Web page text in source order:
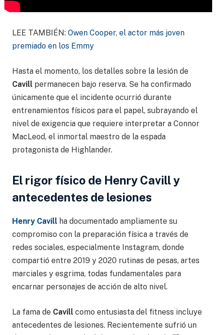
LEE TAMBIÉN: Owen Cooper, el actor más joven
premiado en los Emmy
Hasta el momento, los detalles sobre la lesión de
Cavill permanecen bajo reserva. Se ha confirmado
únicamente que el incidente ocurrió durante
entrenamientos físicos para el papel, subrayando el
nivel de exigencia que requiere interpretar a Connor
MacLeod, el inmortal maestro de la espada
protagonista de Highlander.
El rigor físico de Henry Cavill y
antecedentes de lesiones
Henry Cavill ha documentado ampliamente su
compromiso con la preparación física a través de
redes sociales, especialmente Instagram, donde
compartió entre 2019 y 2020 rutinas de pesas, artes
marciales y esgrima, todas fundamentales para
encarnar personajes de acción de alto nivel.
La fama de Cavill como entusiasta del fitness incluye
antecedentes de lesiones. Recientemente sufrió un